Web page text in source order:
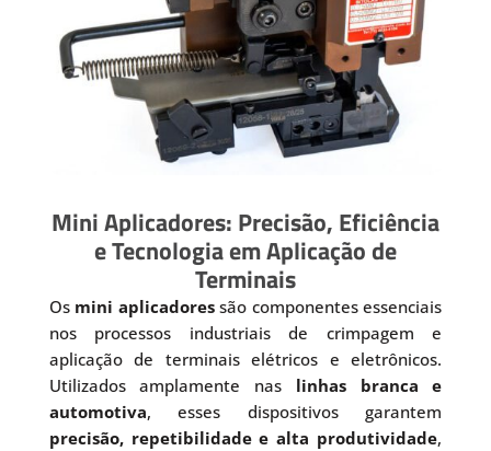
Mini Aplicadores: Precisão, Eficiência
e Tecnologia em Aplicação de
Terminais
Os mini aplicadoressão componentes essenciais
nos processos industriais de crimpagem e
aplicação de terminais elétricos e eletrônicos.
Utilizados amplamente nas linhas branca e
automotiva, esses dispositivos garantem
precisão, repetibilidade e alta produtividade,